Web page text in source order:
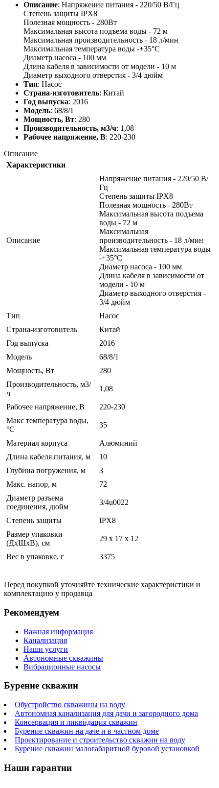
Описание: Напряжение питания - 220/50 В/Гц
Степень защиты IPX8
Полезная мощность - 280Вт
Максимальная высота подъема воды - 72 м
Максимальная производительность - 18 л/мин
Максимальная температура воды -+35°С
Диаметр насоса - 100 мм
Длина кабеля в зависимости от модели - 10 м
Диаметр выходного отверстия - 3/4 дюйм
Тип: Насос
Страна-изготовитель: Китай
Год выпуска: 2016
Модель: 68/8/1
Мощность, Вт: 280
Производительность, м3/ч: 1,08
Рабочее напряжение, В: 220-230
Описание
Характеристики
Описание
Напряжение питания - 220/50 В/
Гц
Степень защиты IPX8
Полезная мощность - 280Вт
Максимальная высота подъема
воды - 72 м
Максимальная
производительность - 18 л/мин
Максимальная температура воды
-+35°С
Диаметр насоса - 100 мм
Длина кабеля в зависимости от
модели - 10 м
Диаметр выходного отверстия -
3/4 дюйм
Тип
Насос
Страна-изготовитель
Китай
Год выпуска
2016
Модель
68/8/1
Мощность, Вт
280
Производительность, м3/
ч
1,08
Рабочее напряжение, В
220-230
Макс температура воды,
°С
35
Материал корпуса
Алюминий
Длина кабеля питания, м
10
Глубина погружения, м
3
Макс. напор, м
72
Диаметр разъема
соединения, дюйм
3/4u0022
Степень защиты
IPX8
Размер упаковки
(ДхШхВ), см
29 x 17 x 12
Вес в упаковке, г 3375
Перед покупкой уточняйте технические характеристики и
комплектацию у продавца
Рекомендуем
Важная информация
Канализация
Наши услуги
Автономные скважины
Вибрационные насосы
Бурение скважин
Обустройство скважины на воду
Автономная канализация для дачи и загородного дома
Консервация и ликвидация скважин
Бурение скважин на даче и в частном доме
Проектирование и строительство скважин на воду
Бурение скважин малогабаритной буровой установкой
Наши гарантии